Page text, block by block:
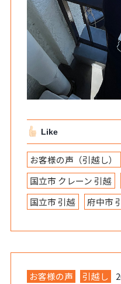
Like
お客様の声（引越し）
国立市 クレーン 引越
国立市 引越
府中市
お客様の声 引越し